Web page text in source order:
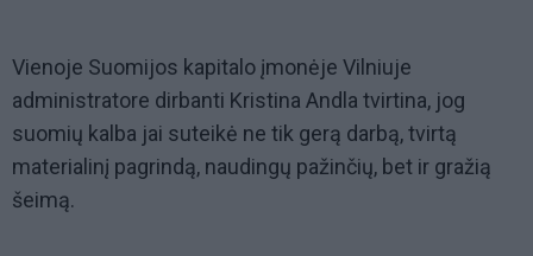
Vienoje Suomijos kapitalo įmonėje Vilniuje
administratore dirbanti Kristina Andla tvirtina, jog
suomių kalba jai suteikė ne tik gerą darbą, tvirtą
materialinį pagrindą, naudingų pažinčių, bet ir gražią
šeimą.